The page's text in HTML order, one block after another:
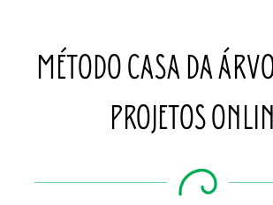
MÉTODO CASA DA
PROJETOS